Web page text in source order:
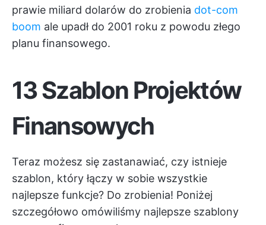
prawie miliard dolarów do zrobienia dot-com
boom ale upadł do 2001 roku z powodu złego
planu finansowego.
13 Szablon Projektów
Finansowych
Teraz możesz się zastanawiać, czy istnieje
szablon, który łączy w sobie wszystkie
najlepsze funkcje? Do zrobienia! Poniżej
szczegółowo omówiliśmy najlepsze szablony